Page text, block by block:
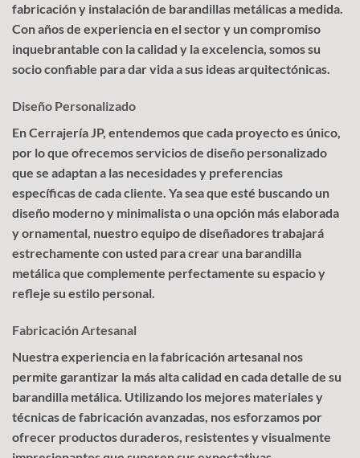
fabricación y instalación de barandillas metálicas a medida.
Con años de experiencia en el sector y un compromiso
inquebrantable con la calidad y la excelencia, somos su
socio confiable para dar vida a sus ideas arquitectónicas.
Diseño Personalizado
En Cerrajería JP, entendemos que cada proyecto es único,
por lo que ofrecemos servicios de diseño personalizado
que se adaptan a las necesidades y preferencias
específicas de cada cliente. Ya sea que esté buscando un
diseño moderno y minimalista o una opción más elaborada
y ornamental, nuestro equipo de diseñadores trabajará
estrechamente con usted para crear una barandilla
metálica que complemente perfectamente su espacio y
refleje su estilo personal.
Fabricación Artesanal
Nuestra experiencia en la fabricación artesanal nos
permite garantizar la más alta calidad en cada detalle de su
barandilla metálica. Utilizando los mejores materiales y
técnicas de fabricación avanzadas, nos esforzamos por
ofrecer productos duraderos, resistentes y visualmente